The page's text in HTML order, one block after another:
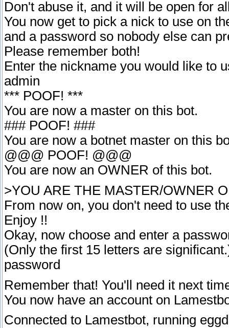
Don't abuse it, and it will be open for
You now get to pick a nick to use on
and a password so nobody else can
Please remember both!
Enter the nickname you would like to
admin
*** POOF! ***
You are now a master on this bot.
### POOF! ###
You are now a botnet master on this
@@@ POOF! @@@
You are now an OWNER of this bot.
>YOU ARE THE MASTER/OWNER
From now on, you don't need to use
Enjoy !!
Okay, now choose and enter a
(Only the first 15 letters are
password
Remember that! You'll need it next
You now have an account on
Connected to Lamestbot, running